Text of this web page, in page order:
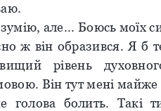
але... Боюсь моїх
ж він образився. Я б
рівень
Він тут мені
голова болить. Такі